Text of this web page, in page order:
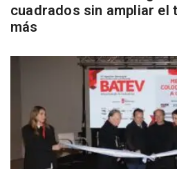
cuadrados sin ampliar el
más